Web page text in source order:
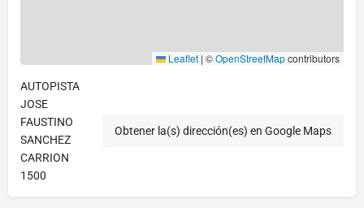
Leaflet | ©OpenStreetMapcontributors
AUTOPISTA
JOSE
FAUSTINO
SANCHEZ
CARRION
1500
Obtener la(s) dirección(es) en Google Maps